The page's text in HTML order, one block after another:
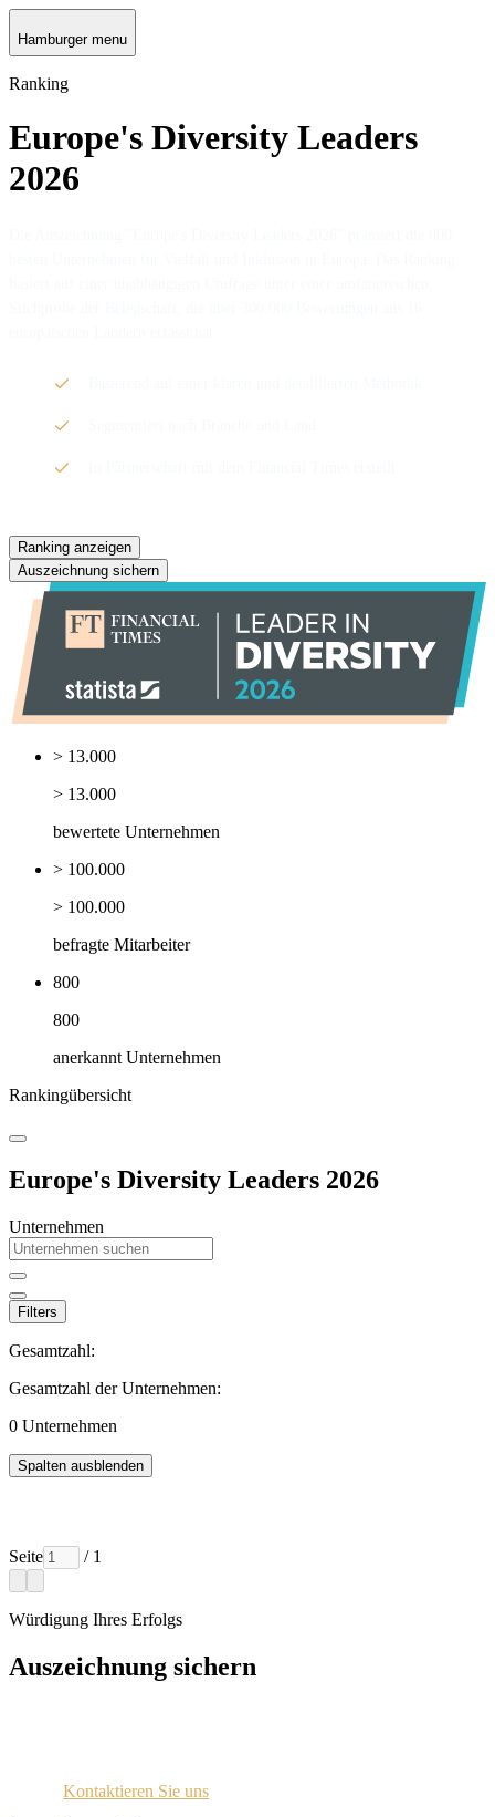
Hamburger menu
Ranking
Europe's Diversity Leaders
2026
Ranking anzeigen
Auszeichnung sichern
> 13.000
> 13.000
bewertete Unternehmen
> 100.000
> 100.000
befragte Mitarbeiter
800
800
anerkannt Unternehmen
Rankingübersicht
Europe's Diversity Leaders 2026
Unternehmen
Filters
Gesamtzahl:
Gesamtzahl der Unternehmen:
0 Unternehmen
Spalten ausblenden
Seite / 1
Würdigung Ihres Erfolgs
Auszeichnung sichern
Kontaktieren Sie uns